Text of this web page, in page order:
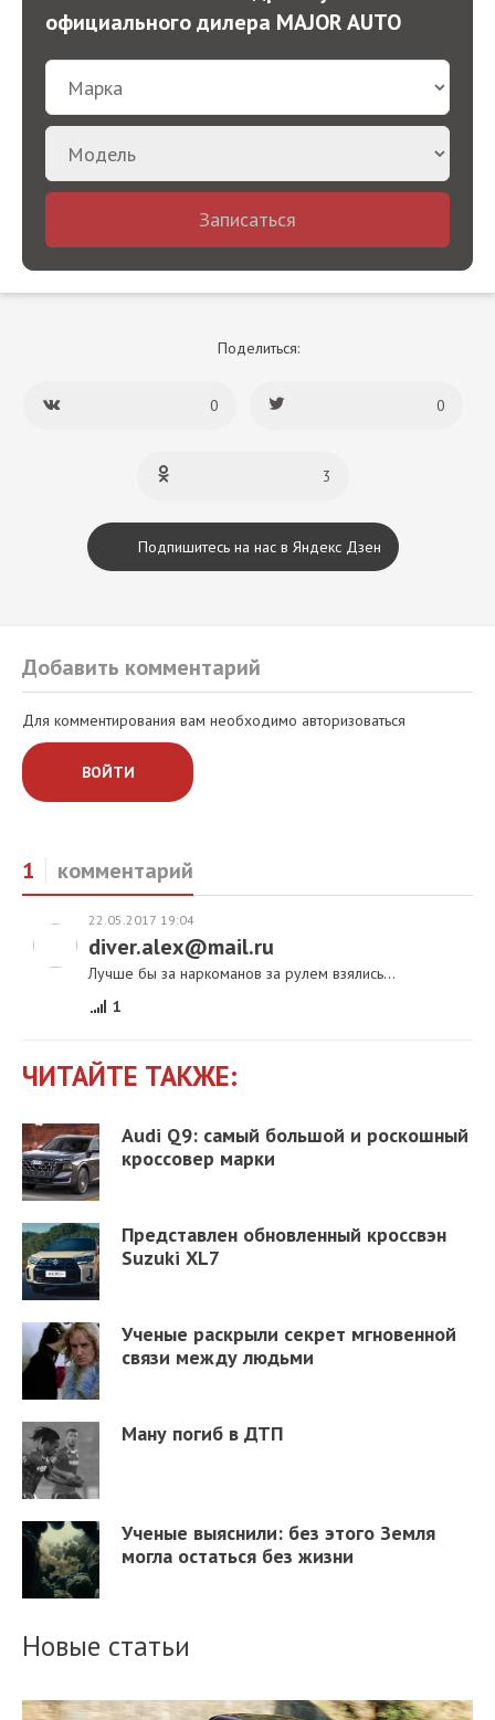
официального дилера MAJOR AUTO
Записаться
Поделиться:
0 0
3
Подпишитесь на нас в Яндекс Дзен
Добавить комментарий
Для комментирования вам необходимо авторизоваться
ВОЙТИ
1 комментарий
22.05.2017 19:04
diver.alex@mail.ru
Лучше бы за наркоманов за рулем взялись...
1
ЧИТАЙТЕ ТАКЖЕ:
Audi Q9: самый большой и роскошный
кроссовер марки
Представлен обновленный кроссвэн
Suzuki XL7
Ученые раскрыли секрет мгновенной
связи между людьми
Ману погиб в ДТП
Ученые выяснили: без этого Земля
могла остаться без жизни
Новые статьи